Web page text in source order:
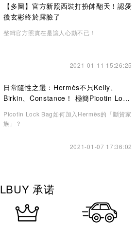
【多圖】官方新照西裝打扮帥翻天！認愛
後玄彬終於露臉了
整輯官方照實在是讓人心動不已！
2021-01-11 15:26:25
日常隨性之選：Hermès不只Kelly、
Birkin、Constance！ 極簡Picotin Lock
Picotin Lock Bag如何加入Hermès的「斷貨家
族」？
2021-01-07 17:36:02
LBUY 承诺